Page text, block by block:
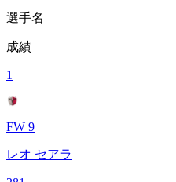
選手名
成績
1
FW 9
レオ セアラ